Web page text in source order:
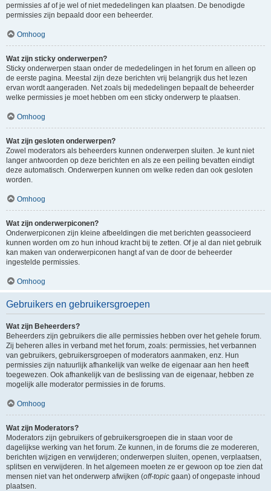
permissies af of je wel of niet mededelingen kan plaatsen. De benodigde
permissies zijn bepaald door een beheerder.
Omhoog
Wat zijn sticky onderwerpen?
Sticky onderwerpen staan onder de mededelingen in het forum en alleen op
de eerste pagina. Meestal zijn deze berichten vrij belangrijk dus het lezen
ervan wordt aangeraden. Net zoals bij mededelingen bepaalt de beheerder
welke permissies je moet hebben om een sticky onderwerp te plaatsen.
Omhoog
Wat zijn gesloten onderwerpen?
Zowel moderators als beheerders kunnen onderwerpen sluiten. Je kunt niet
langer antwoorden op deze berichten en als ze een peiling bevatten eindigt
deze automatisch. Onderwerpen kunnen om welke reden dan ook gesloten
worden.
Omhoog
Wat zijn onderwerpiconen?
Onderwerpiconen zijn kleine afbeeldingen die met berichten geassocieerd
kunnen worden om zo hun inhoud kracht bij te zetten. Of je al dan niet gebruik
kan maken van onderwerpiconen hangt af van de door de beheerder
ingestelde permissies.
Omhoog
Gebruikers en gebruikersgroepen
Wat zijn Beheerders?
Beheerders zijn gebruikers die alle permissies hebben over het gehele forum.
Zij beheren alles in verband met het forum, zoals: permissies, het verbannen
van gebruikers, gebruikersgroepen of moderators aanmaken, enz. Hun
permissies zijn natuurlijk afhankelijk van welke de eigenaar aan hen heeft
toegewezen. Ook afhankelijk van de beslissing van de eigenaar, hebben ze
mogelijk alle moderator permissies in de forums.
Omhoog
Wat zijn Moderators?
Moderators zijn gebruikers of gebruikersgroepen die in staan voor de
dagelijkse werking van het forum. Ze kunnen, in de forums die ze modereren,
berichten wijzigen en verwijderen; onderwerpen sluiten, openen, verplaatsen,
splitsen en verwijderen. In het algemeen moeten ze er gewoon op toe zien dat
mensen niet van het onderwerp afwijken (off-topic gaan) of ongepaste inhoud
plaatsen.